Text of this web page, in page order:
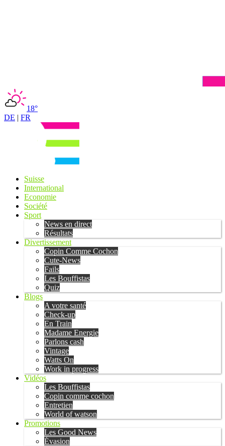
18°
DE | FR
Suisse
International
Economie
Société
Sport
News en direct
Résultats
Divertissement
Copin Comme Cochon
Cute-News
Fails
Les Bouffistas
Quiz
Blogs
A votre santé
Check-up
En Train
Madame Energie
Parlons cash
Vintage
Watts On
Work in progress
Vidéos
Les Bouffistas
Copin comme cochon
Entretien
World of watson
Promotions
Les Good News
Évasion